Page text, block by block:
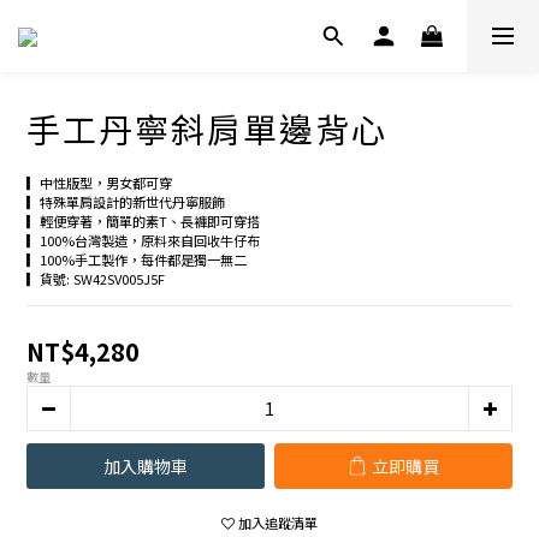
手工丹寧斜肩單邊背心
▎中性版型，男女都可穿
▎特殊單肩設計的新世代丹寧服飾
▎輕便穿著，簡單的素T、長褲即可穿搭
▎100%台灣製造，原料來自回收牛仔布
▎100%手工製作，每件都是獨一無二
▎貨號: SW42SV005J5F
NT$4,280
數量
加入購物車 立即購買
加入追蹤清單